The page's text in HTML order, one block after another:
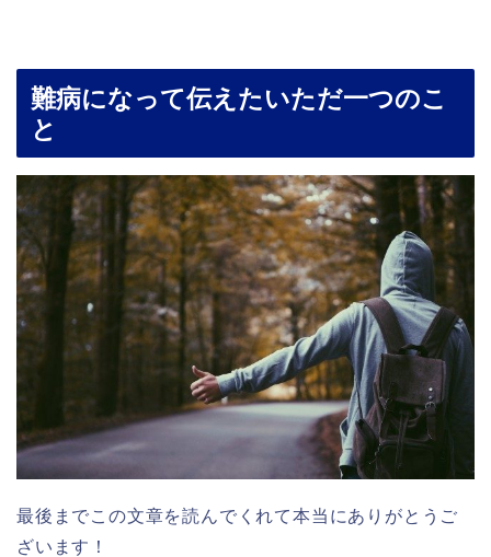
難病になって伝えたいただ一つのこ
と
最後までこの文章を読んでくれて本当にありがとうご
ざいます！